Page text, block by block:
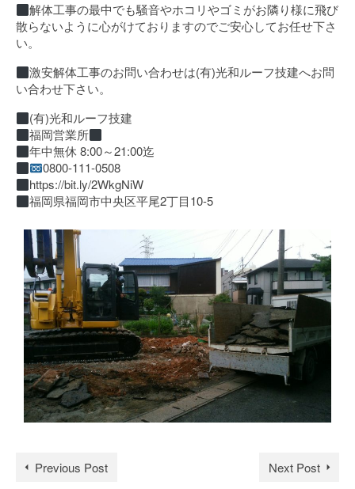
解体工事の最中でも騒音やホコリやゴミがお隣り様に飛び
散らないように心がけておりますのでご安心してお任せ下さ
い。
激安解体工事のお問い合わせは(有)光和ルーフ技建へお問
い合わせ下さい。
(有)光和ルーフ技建
福岡営業所
年中無休 8:00～21:00迄
0800-111-0508
https://bit.ly/2WkgNiW
福岡県福岡市中央区平尾2丁目10-5
Previous Post Next Post